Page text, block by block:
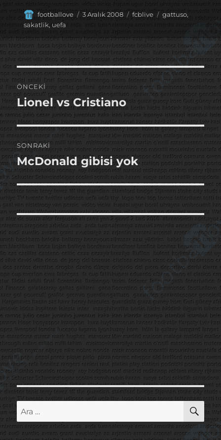
Yazar
footballove
Yayın
3 Aralık 2008 Kategoriler
fcblive Etiketler
gattuso,
sakatlik, uefa
Yazı
gezinmesi
ÖNCEKI
Önceki
yazı:
Lionel vs Cristiano
SONRAKI
Sonraki
yazı:
McDonald gibisi yok
Ara: